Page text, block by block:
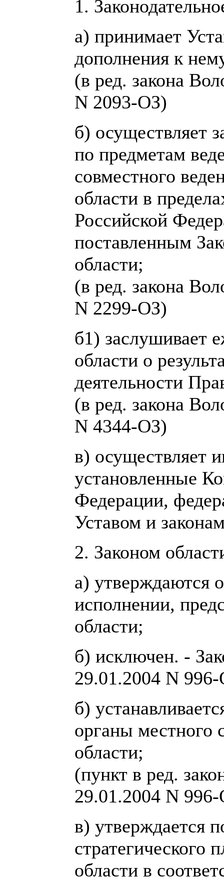
1.
а) принимает
дополнения к
(в ред. закона
N 2093-ОЗ)
б) осуществляет
по предметам
совместного
области в
Российской
поставленным
области;
(в ред. закона
N 2299-ОЗ)
б1) заслушивает
области о
деятельности
(в ред. закона
N 4344-ОЗ)
в) осуществляет
установленные
Федерации,
Уставом и
2. Законом
а) утверждаются
исполнении,
области;
б) исключен. -
29.01.2004 N
б)
органы местного
области;
(пункт в ред.
29.01.2004 N
в) утверждается
стратегического
области в